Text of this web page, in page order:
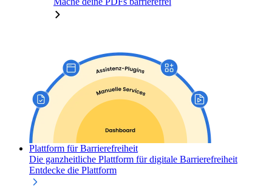
Plattform für Barrierefreiheit
Die ganzheitliche Plattform für digitale Barrierefreiheit
Entdecke die Plattform